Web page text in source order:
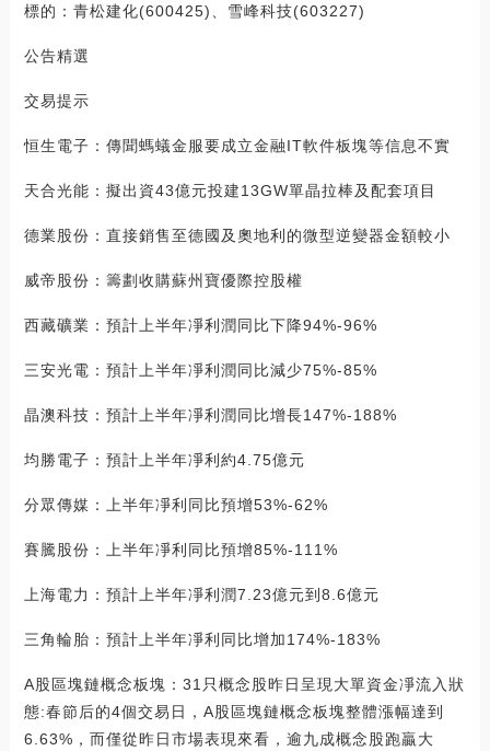
標的：青松建化(600425)、雪峰科技(603227)
公告精選
交易提示
恒生電子：傳聞螞蟻金服要成立金融IT軟件板塊等信息不實
天合光能：擬出資43億元投建13GW單晶拉棒及配套項目
德業股份：直接銷售至德國及奧地利的微型逆變器金額較小
威帝股份：籌劃收購蘇州寶優際控股權
西藏礦業：預計上半年凈利潤同比下降94%-96%
三安光電：預計上半年凈利潤同比減少75%-85%
晶澳科技：預計上半年凈利潤同比增長147%-188%
均勝電子：預計上半年凈利約4.75億元
分眾傳媒：上半年凈利同比預增53%-62%
賽騰股份：上半年凈利同比預增85%-111%
上海電力：預計上半年凈利潤7.23億元到8.6億元
三角輪胎：預計上半年凈利同比增加174%-183%
A股區塊鏈概念板塊：31只概念股昨日呈現大單資金凈流入狀
態:春節后的4個交易日，A股區塊鏈概念板塊整體漲幅達到
6.63%，而僅從昨日市場表現來看，逾九成概念股跑贏大